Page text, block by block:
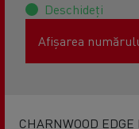
Deschideți
Afișarea
CHARNWOOD